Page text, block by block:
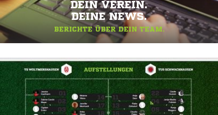
DEIN VEREIN.
DEINE NEWS.
BERICHTE ÜBER DEIN TEAM.